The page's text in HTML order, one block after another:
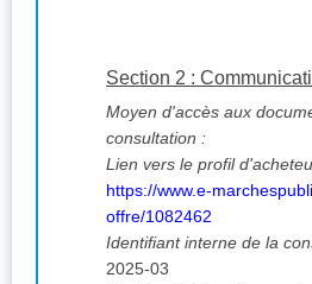
Section 2 :
Moyen d'accès aux
consultation :
Lien vers le profil
https://www.e-
offre/1082462
Identifiant interne de la
2025-03